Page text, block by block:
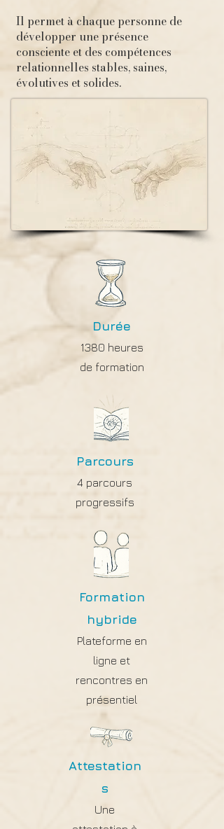
Il permet à chaque personne de
développer une présence
consciente et des compétences
relationnelles stables, saines,
évolutives et solides.
Durée
1380 heures
de formation
Parcours
4 parcours
progressifs
Formation
hybride
Plateforme en
ligne et
rencontres en
présentiel
Attestation
s
Une